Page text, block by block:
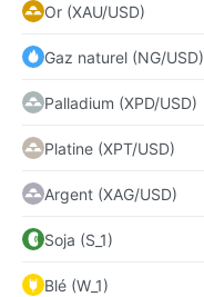
Or (XAU/USD)
Gaz naturel (NG/USD)
Palladium (XPD/USD)
Platine (XPT/USD)
Argent (XAG/USD)
Soja (S_1)
Blé (W_1)